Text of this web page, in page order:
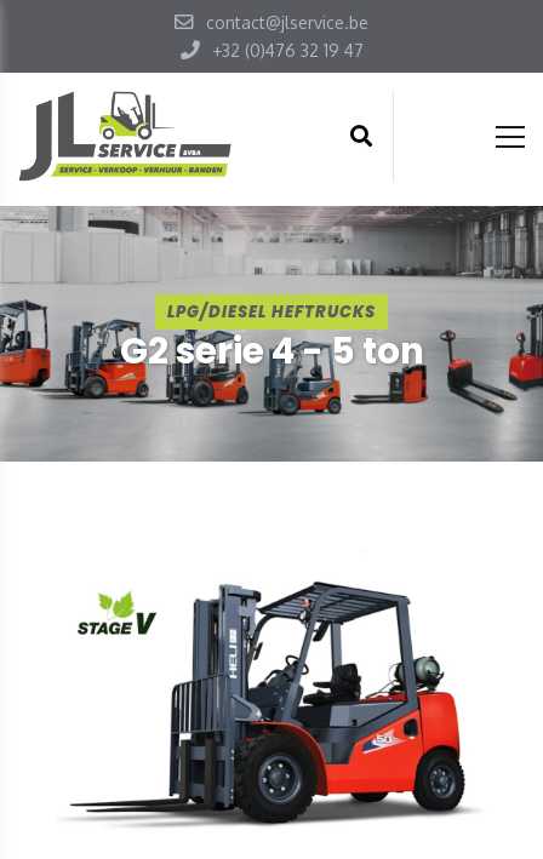
contact@jlservice.be
+32 (0)476 32 19 47
LPG/DIESEL HEFTRUCKS
G2 serie 4 - 5 ton